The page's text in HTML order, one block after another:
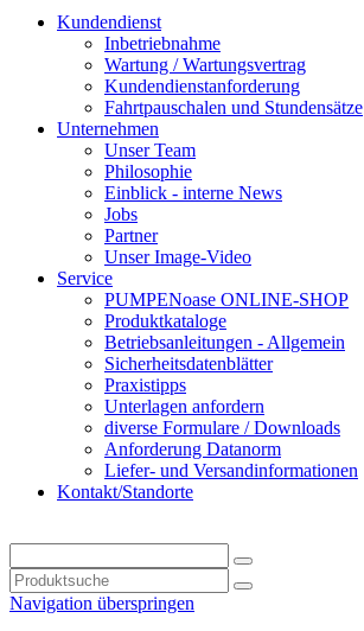
Kundendienst
Inbetriebnahme
Wartung / Wartungsvertrag
Kundendienstanforderung
Fahrtpauschalen und Stundensätze
Unternehmen
Unser Team
Philosophie
Einblick - interne News
Jobs
Partner
Unser Image-Video
Service
PUMPENoase ONLINE-SHOP
Produktkataloge
Betriebsanleitungen - Allgemein
Sicherheitsdatenblätter
Praxistipps
Unterlagen anfordern
diverse Formulare / Downloads
Anforderung Datanorm
Liefer- und Versandinformationen
Kontakt/Standorte
Navigation überspringen